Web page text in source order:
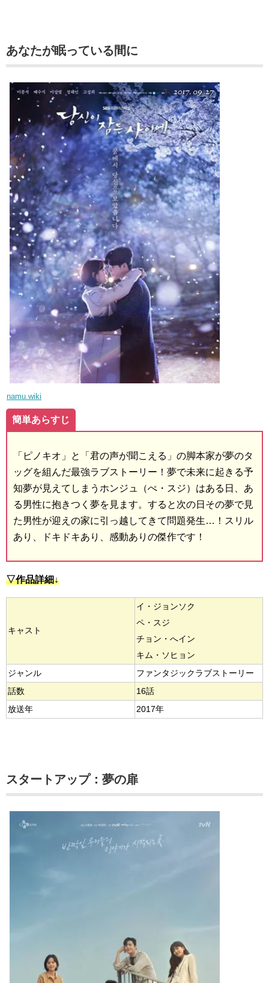
あなたが眠っている間に
namu.wiki
簡単あらすじ
「ピノキオ」と「君の声が聞こえる」の脚本家が夢のタ
ッグを組んだ最強ラブストーリー！夢で未来に起きる予
知夢が見えてしまうホンジュ（ぺ・スジ）はある日、あ
る男性に抱きつく夢を見ます。すると次の日その夢で見
た男性が迎えの家に引っ越してきて問題発生…！スリル
あり、ドキドキあり、感動ありの傑作です！
▽作品詳細↓
キャスト
イ・ジョンソク
ペ・スジ
チョン・へイン
キム・ソヒョン
ジャンル
ファンタジックラブストーリー
話数
16話
放送年
2017年
スタートアップ：夢の扉